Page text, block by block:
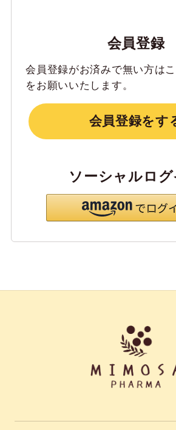
会員登録
会員登録がお済みで無い方は
をお願いいたします。
会員登録をす
ソーシャルログ